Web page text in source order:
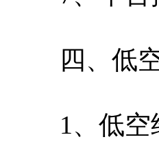
四、低空
1、低空经